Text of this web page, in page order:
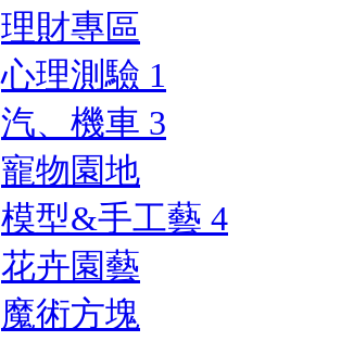
理財專區
心理測驗 1
汽、機車 3
寵物園地
模型&手工藝 4
花卉園藝
魔術方塊